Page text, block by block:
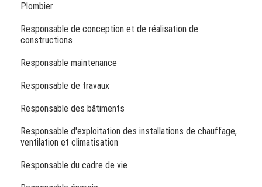
Plombier
Responsable de conception et de réalisation de
constructions
Responsable maintenance
Responsable de travaux
Responsable des bâtiments
Responsable d'exploitation des installations de chauffage,
ventilation et climatisation
Responsable du cadre de vie